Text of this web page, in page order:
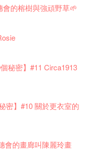
集
🍵 冰庫有售及可網上
in the Art Basel period
泥於形式或盲從權
法。
Fringe
的聖誕禮物?
事
會的榕樹與強頑野草🌱
秘密】#11 Circa1913
密】#10 關於更衣室的
會的畫廊叫陳麗玲畫